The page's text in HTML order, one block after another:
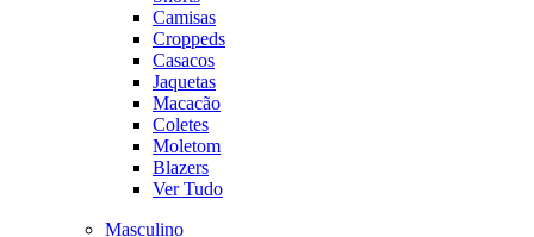
Camisas
Croppeds
Casacos
Jaquetas
Macacão
Coletes
Moletom
Blazers
Ver Tudo
Masculino